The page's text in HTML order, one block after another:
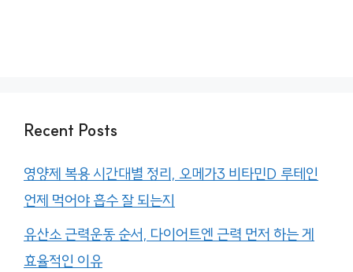
Recent Posts
영양제 복용 시간대별 정리, 오메가3 비타민D 루테인
언제 먹어야 흡수 잘 되는지
유산소 근력운동 순서, 다이어트엔 근력 먼저 하는 게
효율적인 이유